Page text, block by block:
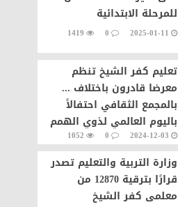
للمرحلة الابتدائية
2025-01-11
0
1419
تعليم كفر الشيخ تنظم
معرضا قادرون باختلاف ...
بالمجمع الثقافي احتفالاً
باليوم العالمي لذوي الهمم
2024-12-03
0
1052
وزارة التربية والتعليم تصدر
قرارًا بترقية 12870 من
معلمى كفر الشيخ